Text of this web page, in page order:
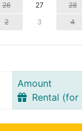
26 27 28
2 3 4
Amount
Rental (for